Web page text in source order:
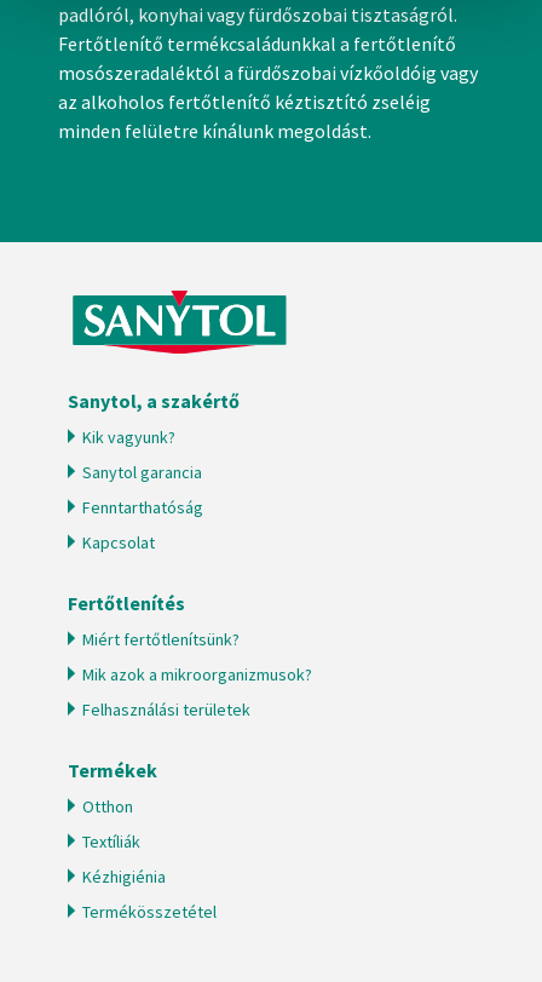
Sütiket használunk a tartalmak és hirdetések személyre
szabásához, közösségi funkciók biztosításához,
valamint weboldalforgalmunk elemzéséhez. Ezenkívül
közösségi média-, hirdető- és elemező partnereinkkel
Ön által használt más szolgáltatásokból gyűjtöttek.
padlóról, konyhai vagy fürdőszobai tisztaságról.
Fertőtlenítő termékcsaládunkkal a fertőtlenítő
mosószeradaléktól a fürdőszobai vízkőoldóig vagy
az alkoholos fertőtlenítő kéztisztító zseléig
minden felületre kínálunk megoldást.
Sanytol, a szakértő
Kik vagyunk?
Sanytol garancia
Fenntarthatóság
Kapcsolat
Fertőtlenítés
Miért fertőtlenítsünk?
Mik azok a mikroorganizmusok?
Felhasználási területek
Termékek
Otthon
Textíliák
Kézhigiénia
Termékösszetétel